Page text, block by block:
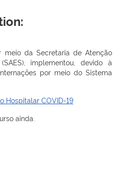
meio da Secretaria de Atenção
implementou, devido à
por meio do Sistema
Hospitalar COVID-19
ainda.